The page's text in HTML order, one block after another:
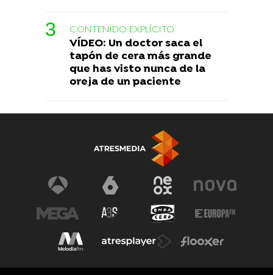
CONTENIDO EXPLÍCITO
VÍDEO: Un doctor saca el
tapón de cera más grande
que has visto nunca de la
oreja de un paciente